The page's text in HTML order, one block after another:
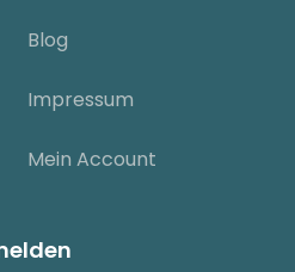
Blog
Impressum
Mein Account